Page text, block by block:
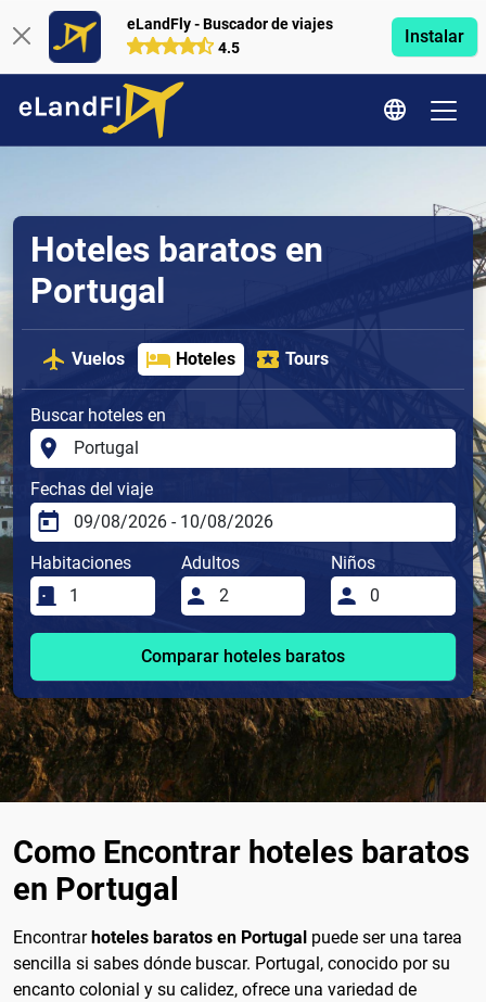
eLandFly - Buscador de viajes
4.5
Instalar
Hoteles baratos en
Portugal
Vuelos Hoteles Tours
Buscar hoteles en
Fechas del viaje
Habitaciones Adultos Niños
Comparar hoteles baratos
Como Encontrar hoteles baratos
en Portugal
Encontrar hoteles baratos en Portugal puede ser una tarea
sencilla si sabes dónde buscar. Portugal, conocido por su
encanto colonial y su calidez, ofrece una variedad de